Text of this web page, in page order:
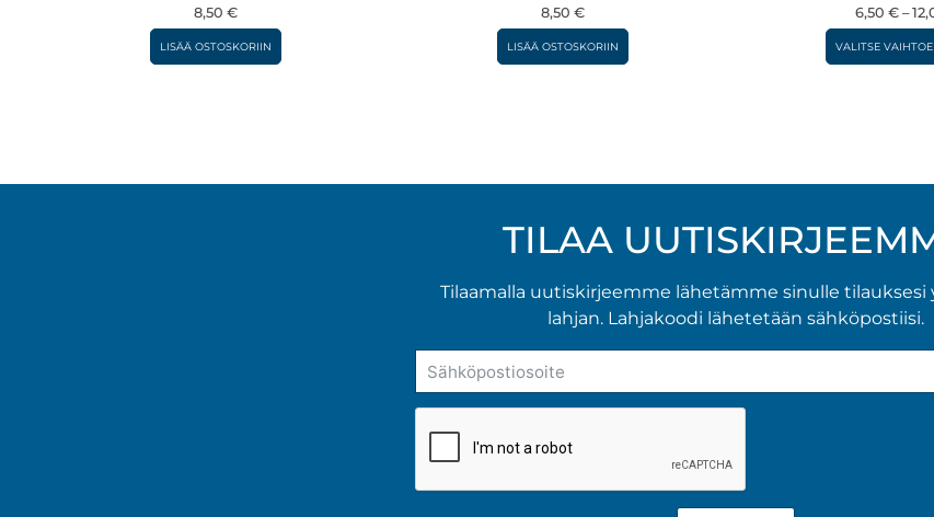
8,50€
LISÄÄ OSTOSKORIIN
8,50 €
LISÄÄ OSTOSKORIIN
6,50€ –
VALITSE
TILAA
Tilaamalla uutiskirjeemme lähetämme sinulle tilauksesi
lahjan. Lahjakoodi lähetetään sähköpostiisi.